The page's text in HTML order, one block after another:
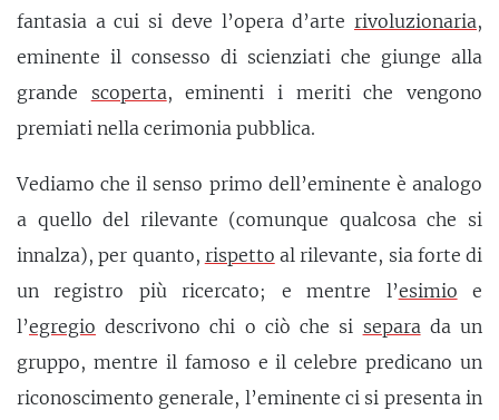
fantasia a cui si deve l’opera d’arte rivoluzionaria,
eminente il consesso di scienziati che giunge alla
grande scoperta, eminenti i meriti che vengono
premiati nella cerimonia pubblica.
Vediamo che il senso primo dell’eminente è analogo
a quello del rilevante (comunque qualcosa che si
innalza), per quanto, rispetto al rilevante, sia forte di
un registro più ricercato; e mentre l’esimio e
l’egregio descrivono chi o ciò che si separa da un
gruppo, mentre il famoso e il celebre predicano un
riconoscimento generale, l’eminente ci si presenta in